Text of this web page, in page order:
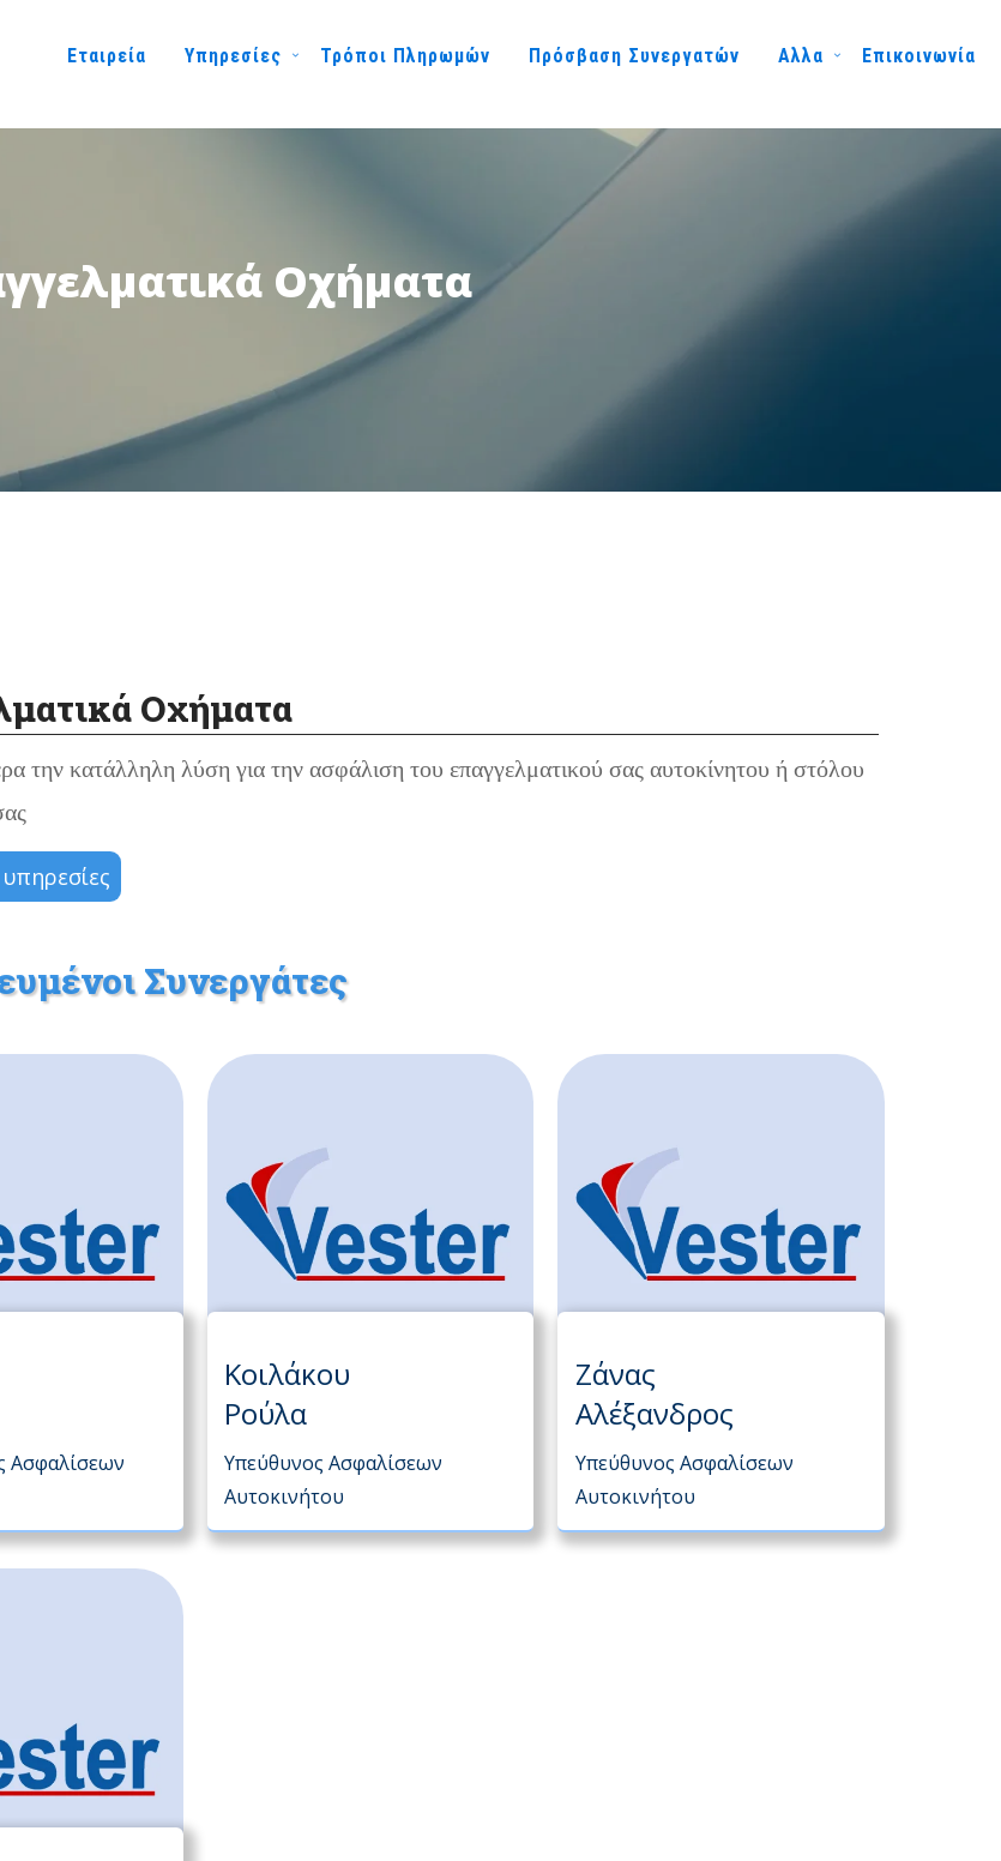
Εταιρεία Υπηρεσίες Τρόποι Πληρωμών Πρόσβαση Συνεργατών Αλλα Επικοινωνία
Οχήματα
Οχήματα
την κατάλληλη λύση για την ασφάλιση του επαγγελματικού σας αυτοκίνητου ή στόλου
Συνεργάτες
Ασφαλίσεων
Κοιλάκου
Ρούλα
Υπεύθυνος Ασφαλίσεων
Αυτοκινήτου
Ζάνας
Αλέξανδρος
Υπεύθυνος Ασφαλίσεων
Αυτοκινήτου